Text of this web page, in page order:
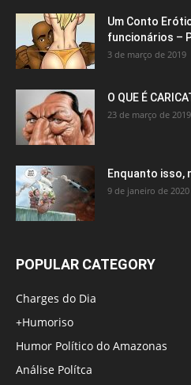
Um Conto
funcionários –
3 de março de 2019
O QUE É
23 de março de 2019
Enquanto isso,
9 de janeiro de 2020
POPULAR CATEGORY
Charges do Dia
+Humoriso
Humor Político do Amazonas
Análise Polítca